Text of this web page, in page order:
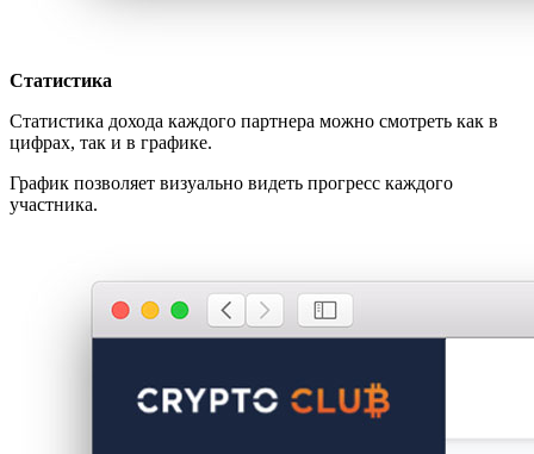
Статистика
Статистика дохода каждого партнера можно смотреть как в
цифрах, так и в графике.
График позволяет визуально видеть прогресс каждого
участника.